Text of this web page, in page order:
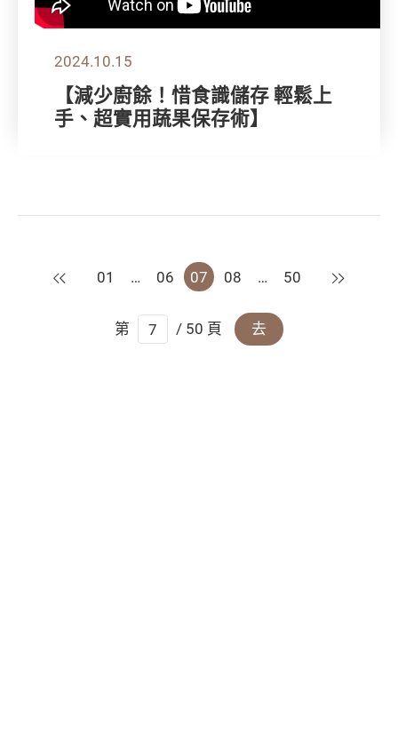
2024.10.15
【減少廚餘！惜食識儲存 輕鬆上
手、超實用蔬果保存術】
上一頁
01 … 06 07 08 … 50 下一頁
第 / 50 頁 去